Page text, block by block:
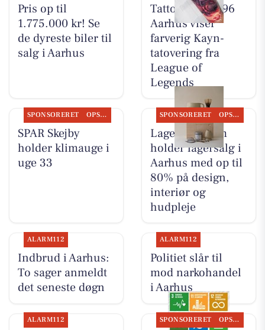
Pris op til
1.775.000 kr! Se
de dyreste biler til
salg i Aarhus
Tattoo Studio 96
Aarhus viser
farverig Kayn-
tatovering fra
League of
Legends
SPONSORERET OPSLAGSTAVLEN
SPAR Skejby
holder klimauge i
uge 33
SPONSORERET OPSLAGSTAVLEN
Lagersalg.com
holder lagersalg i
Aarhus med op til
80% på design,
interiør og
hudpleje
ALARM112
Indbrud i Aarhus:
To sager anmeldt
det seneste døgn
ALARM112
Politiet slår til
mod narkohandel
i Aarhus
ALARM112 SPONSORERET OPSLAGSTAVLEN